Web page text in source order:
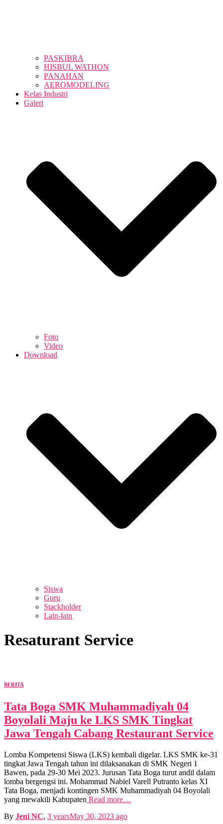
PASKIBRA
HISBUL WATHON
PANAHAN
AEROMODELING
Kelas Industri
Galeri
Foto
Video
Download
Siswa
Guru
Stackholder
Lain-lain
Resaturant Service
BERITA
Tata Boga SMK Muhammadiyah 04
Boyolali Maju ke LKS SMK Tingkat
Jawa Tengah Cabang Restaurant Service
Lomba Kompetensi Siswa (LKS) kembali digelar. LKS SMK ke-31
tingkat Jawa Tengah tahun ini dilaksanakan di SMK Negeri 1
Bawen, pada 29-30 Mei 2023. Jurusan Tata Boga turut andil dalam
lomba bergengsi ini. Mohammad Nabiel Varell Putranto kelas XI
Tata Boga, menjadi kontingen SMK Muhammadiyah 04 Boyolali
yang mewakili Kabupaten Read more…
By Jeni NC, 3 yearsMay 30, 2023 ago